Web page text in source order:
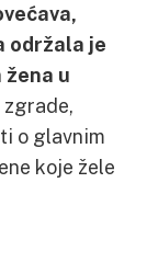
održala je
u
zgrade,
o glavnim
koje žele